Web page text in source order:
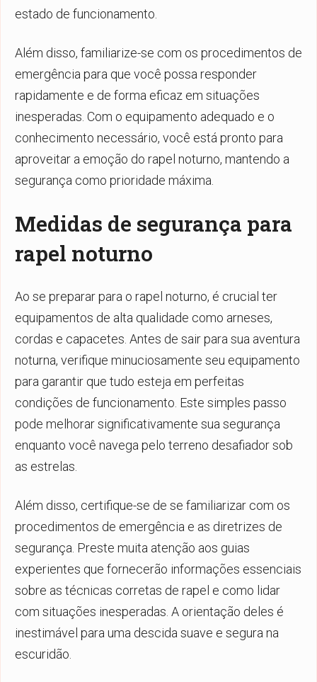
estado de funcionamento.
Além disso, familiarize-se com os procedimentos de
emergência para que você possa responder
rapidamente e de forma eficaz em situações
inesperadas. Com o equipamento adequado e o
conhecimento necessário, você está pronto para
aproveitar a emoção do rapel noturno, mantendo a
segurança como prioridade máxima.
Medidas de segurança para
rapel noturno
Ao se preparar para o rapel noturno, é crucial ter
equipamentos de alta qualidade como arneses,
cordas e capacetes. Antes de sair para sua aventura
noturna, verifique minuciosamente seu equipamento
para garantir que tudo esteja em perfeitas
condições de funcionamento. Este simples passo
pode melhorar significativamente sua segurança
enquanto você navega pelo terreno desafiador sob
as estrelas.
Além disso, certifique-se de se familiarizar com os
procedimentos de emergência e as diretrizes de
segurança. Preste muita atenção aos guias
experientes que fornecerão informações essenciais
sobre as técnicas corretas de rapel e como lidar
com situações inesperadas. A orientação deles é
inestimável para uma descida suave e segura na
escuridão.